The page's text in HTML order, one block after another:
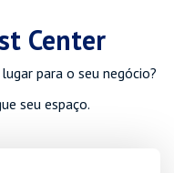
Center
para o seu negócio?
seu espaço.